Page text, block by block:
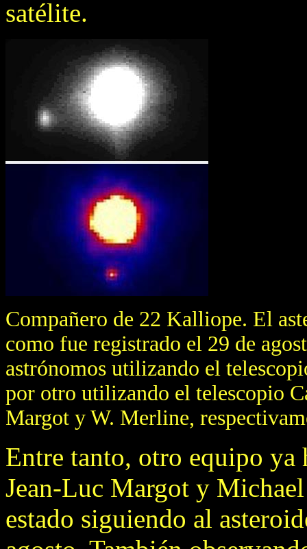
satélite.
Compañero de 22 Kalliope. El
como fue registrado el 29 de
astrónomos utilizando el
por otro utilizando el telescopio
Margot y W. Merline,
Entre tanto, otro equipo
Jean-Luc Margot y
estado siguiendo al